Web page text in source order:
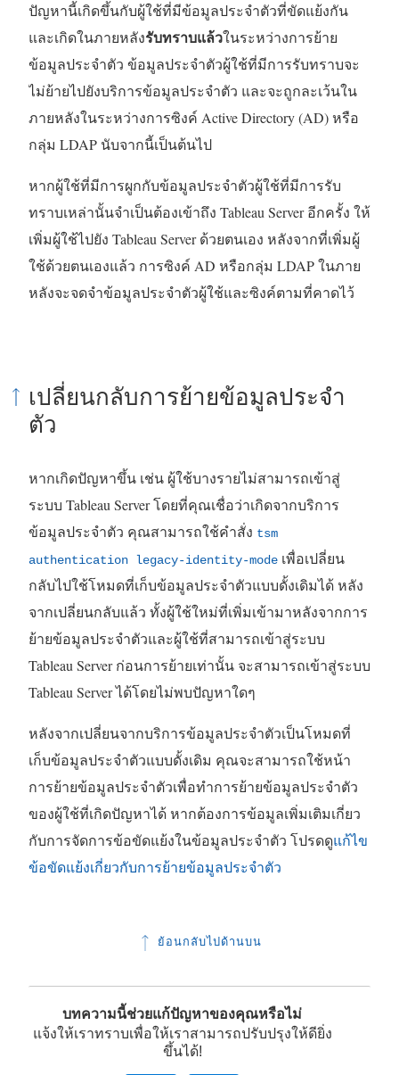
ปัญหานี้เกิดขึ้นกับผู้ใช้ที่มีข้อมูลประจำตัวที่ขัดแย้งกัน
และเกิดในภายหลังรับทราบแล้วในระหว่างการย้าย
ข้อมูลประจำตัว ข้อมูลประจำตัวผู้ใช้ที่มีการรับทราบจะ
ไม่ย้ายไปยังบริการข้อมูลประจำตัว และจะถูกละเว้นใน
ภายหลังในระหว่างการซิงค์ Active Directory (AD) หรือ
กลุ่ม LDAP นับจากนี้เป็นต้นไป
หากผู้ใช้ที่มีการผูกกับข้อมูลประจำตัวผู้ใช้ที่มีการรับ
ทราบเหล่านั้นจำเป็นต้องเข้าถึง Tableau Server อีกครั้ง ให้
เพิ่มผู้ใช้ไปยัง Tableau Server ด้วยตนเอง หลังจากที่เพิ่มผู้
ใช้ด้วยตนเองแล้ว การซิงค์ AD หรือกลุ่ม LDAP ในภาย
หลังจะจดจำข้อมูลประจำตัวผู้ใช้และซิงค์ตามที่คาดไว้
เปลี่ยนกลับการย้ายข้อมูลประจำ
ตัว
หากเกิดปัญหาขึ้น เช่น ผู้ใช้บางรายไม่สามารถเข้าสู่
ระบบ Tableau Server โดยที่คุณเชื่อว่าเกิดจากบริการ
ข้อมูลประจำตัว คุณสามารถใช้คำสั่ง tsm
authentication legacy-identity-mode เพื่อเปลี่ยน
กลับไปใช้โหมดที่เก็บข้อมูลประจำตัวแบบดั้งเดิมได้ หลัง
จากเปลี่ยนกลับแล้ว ทั้งผู้ใช้ใหม่ที่เพิ่มเข้ามาหลังจากการ
ย้ายข้อมูลประจำตัวและผู้ใช้ที่สามารถเข้าสู่ระบบ
Tableau Server ก่อนการย้ายเท่านั้น จะสามารถเข้าสู่ระบบ
Tableau Server ได้โดยไม่พบปัญหาใดๆ
หลังจากเปลี่ยนจากบริการข้อมูลประจำตัวเป็นโหมดที่
เก็บข้อมูลประจำตัวแบบดั้งเดิม คุณจะสามารถใช้หน้า
การย้ายข้อมูลประจำตัวเพื่อทำการย้ายข้อมูลประจำตัว
ของผู้ใช้ที่เกิดปัญหาได้ หากต้องการข้อมูลเพิ่มเติมเกี่ยว
กับการจัดการข้อขัดแย้งในข้อมูลประจำตัว โปรดดูแก้ไข
ข้อขัดแย้งเกี่ยวกับการย้ายข้อมูลประจำตัว
ย้อนกลับไปด้านบน
บทความนี้ช่วยแก้ปัญหาของคุณหรือไม่
แจ้งให้เราทราบเพื่อให้เราสามารถปรับปรุงให้ดียิ่ง
ขึ้นได้!